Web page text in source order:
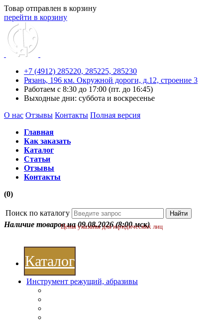
Товар отправлен в корзину
перейти в корзину
+7 (4912) 285220, 285225, 285230
Рязань, 196 км. Окружной дороги, д.12, строение 3
Работаем с 8:30 до 17:00 (пт. до 16:45)
Выходные дни: суббота и воскресенье
О нас Отзывы Контакты Полная версия
Главная
Как заказать
Каталог
Статьи
Отзывы
Контакты
(0)
Поиск по каталогу
Наличие товаров на 09.08.2026 (8:00 мск)
Цены указаны для юридических лиц
Каталог
Инструмент режущий, абразивы